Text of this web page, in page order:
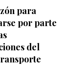
para
por parte
del